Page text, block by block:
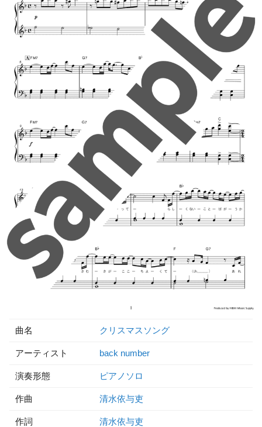
曲名 クリスマスソング
アーティスト back number
演奏形態 ピアノソロ
作曲 清水依与吏
作詞 清水依与吏